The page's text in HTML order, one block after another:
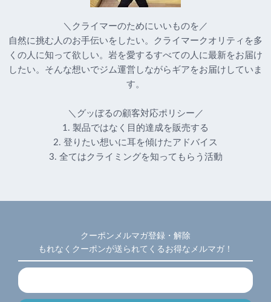
＼クライマーのためにいいものを／
自然に挑む人のお手伝いをしたい。クライマークオリティを多
くの人に知って欲しい。岩を愛するすべての人に最新をお届け
したい。そんな想いでジム運営しながらギアをお届けしていま
す。
＼グッぼるの顧客対応ポリシー／
1. 製品ではなく目的達成を販売する
2. 登りたい想いに耳を傾けたアドバイス
3. 全てはクライミングを知ってもらう活動
クーポンメルマガ登録・解除
もれなくクーポンが送られてくるお得なメルマガ！